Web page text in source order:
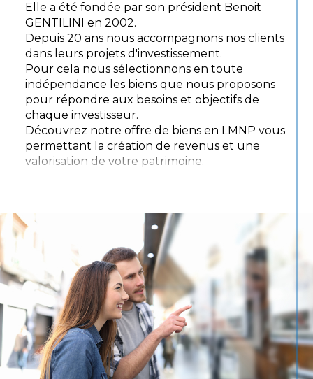
Elle a été fondée par son président Benoit
GENTILINI en 2002.
Depuis 20 ans nous accompagnons nos clients
dans leurs projets d'investissement.
Pour cela nous sélectionnons en toute
indépendance les biens que nous proposons
pour répondre aux besoins et objectifs de
chaque investisseur.
Découvrez notre offre de biens en LMNP vous
permettant la création de revenus et une
valorisation de votre patrimoine.